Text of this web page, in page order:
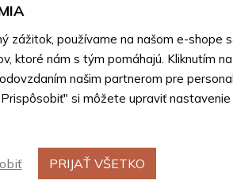
peňaženky (70 produktov)
zážitok, používame na našom e-shope
ktoré nám s tým pomáhajú. Kliknutím
našim partnerom pre
si môžete upraviť
PRIJAŤ VŠETKO